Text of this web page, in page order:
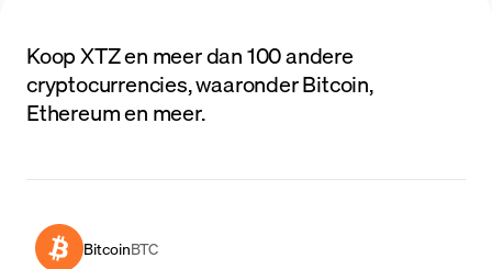
Koop XTZ en meer dan 100 andere
cryptocurrencies, waaronder Bitcoin,
Ethereum en meer.
BitcoinBTC